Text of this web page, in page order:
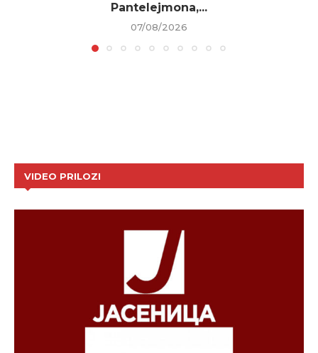
Pantelejmona,...
07/08/2026
VIDEO PRILOZI